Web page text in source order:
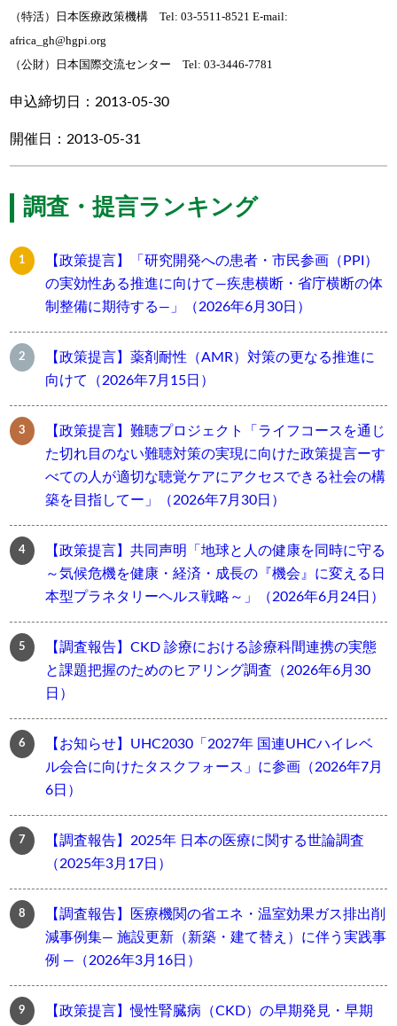
（特活）日本医療政策機構 Tel: 03-5511-8521 E-mail:
africa_gh@hgpi.org
（公財）日本国際交流センター Tel: 03-3446-7781
申込締切日：2013-05-30
開催日：2013-05-31
調査・提言ランキング
【政策提言】「研究開発への患者・市民参画（PPI）
の実効性ある推進に向けて―疾患横断・省庁横断の体
制整備に期待する―」（2026年6月30日）
【政策提言】薬剤耐性（AMR）対策の更なる推進に
向けて（2026年7月15日）
【政策提言】難聴プロジェクト「ライフコースを通じ
た切れ目のない難聴対策の実現に向けた政策提言ーす
べての人が適切な聴覚ケアにアクセスできる社会の構
築を目指してー」（2026年7月30日）
【政策提言】共同声明「地球と人の健康を同時に守る
～気候危機を健康・経済・成長の『機会』に変える日
本型プラネタリーヘルス戦略～」（2026年6月24日）
【調査報告】CKD 診療における診療科間連携の実態
と課題把握のためのヒアリング調査（2026年6月30
日）
【お知らせ】UHC2030「2027年 国連UHCハイレベ
ル会合に向けたタスクフォース」に参画（2026年7月
6日）
【調査報告】2025年 日本の医療に関する世論調査
（2025年3月17日）
【調査報告】医療機関の省エネ・温室効果ガス排出削
減事例集― 施設更新（新築・建て替え）に伴う実践事
例 ―（2026年3月16日）
【政策提言】慢性腎臓病（CKD）の早期発見・早期